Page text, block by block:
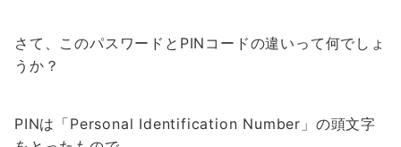
さて、このパスワードとPINコードの違いって何でしょ
うか？
PINは「Personal Identification Number」の頭文字